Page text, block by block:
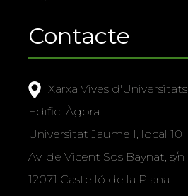
Contacte
Xarxa Vives d'Universitats
Edifici Àgora
Universitat Jaume I, local 10
Av. de Vicent Sos Baynat, s/n
12071 Castelló de la Plana